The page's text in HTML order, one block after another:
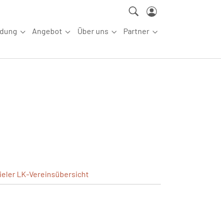
Submenu for "Aus-/Fortbildung"
Angebot
Submenu for "Angebot"
Über uns
Submenu for "Über uns"
Partner
Submenu for
LK-Vereinsübersicht